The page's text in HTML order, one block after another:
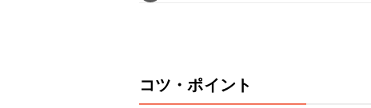
コツ・ポイント